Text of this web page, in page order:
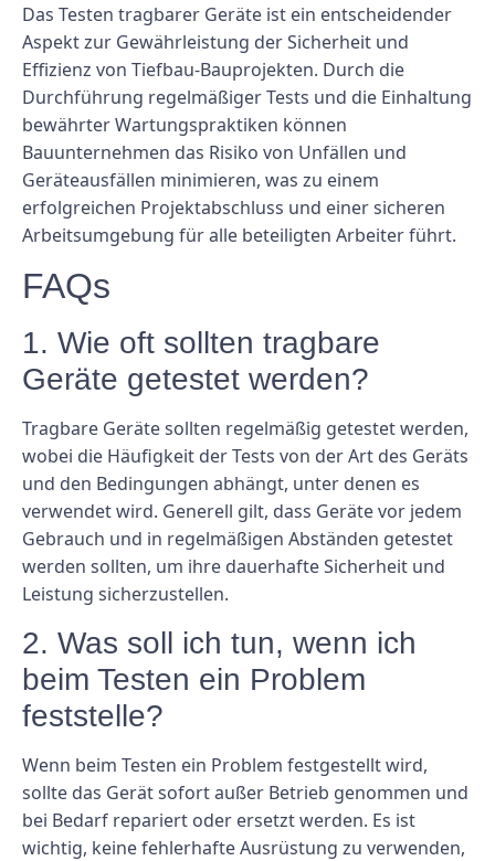
Das Testen tragbarer Geräte ist ein entscheidender
Aspekt zur Gewährleistung der Sicherheit und
Effizienz von Tiefbau-Bauprojekten. Durch die
Durchführung regelmäßiger Tests und die Einhaltung
bewährter Wartungspraktiken können
Bauunternehmen das Risiko von Unfällen und
Geräteausfällen minimieren, was zu einem
erfolgreichen Projektabschluss und einer sicheren
Arbeitsumgebung für alle beteiligten Arbeiter führt.
FAQs
1. Wie oft sollten tragbare
Geräte getestet werden?
Tragbare Geräte sollten regelmäßig getestet werden,
wobei die Häufigkeit der Tests von der Art des Geräts
und den Bedingungen abhängt, unter denen es
verwendet wird. Generell gilt, dass Geräte vor jedem
Gebrauch und in regelmäßigen Abständen getestet
werden sollten, um ihre dauerhafte Sicherheit und
Leistung sicherzustellen.
2. Was soll ich tun, wenn ich
beim Testen ein Problem
feststelle?
Wenn beim Testen ein Problem festgestellt wird,
sollte das Gerät sofort außer Betrieb genommen und
bei Bedarf repariert oder ersetzt werden. Es ist
wichtig, keine fehlerhafte Ausrüstung zu verwenden,